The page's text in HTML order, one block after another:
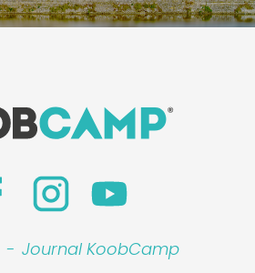
- Journal KoobCamp